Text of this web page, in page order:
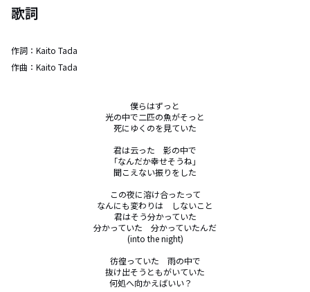
歌詞
作詞： Kaito Tada
作曲： Kaito Tada
僕らはずっと
光の中で二匹の魚がそっと
死にゆくのを見ていた
君は云った　影の中で
「なんだか幸せそうね」
聞こえない振りをした
この夜に溶け合ったって
なんにも変わりは　しないこと
君はそう分かっていた
分かっていた　分かっていたんだ
(into the night)
彷徨っていた　雨の中で
抜け出そうともがいていた
何処へ向かえばいい？